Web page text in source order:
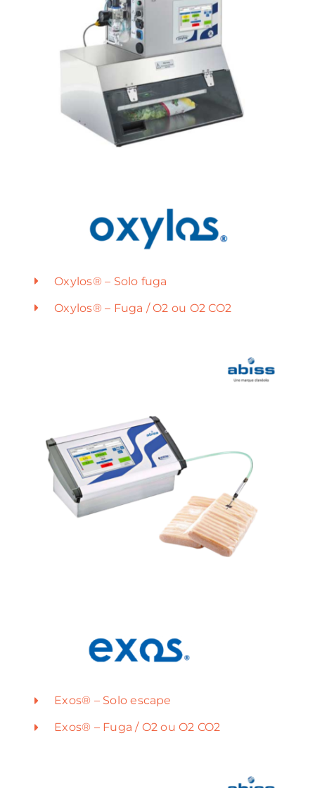
Oxylos® – Solo fuga
Oxylos® – Fuga / O2 ou O2 CO2
Exos® – Solo escape
Exos® – Fuga / O2 ou O2 CO2